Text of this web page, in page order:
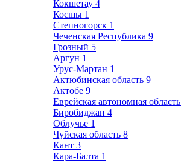
Кокшетау 4
Косшы 1
Степногорск 1
Чеченская Республика 9
Грозный 5
Аргун 1
Урус-Мартан 1
Актюбинская область 9
Актобе 9
Еврейская автономная область
Биробиджан 4
Облучье 1
Чуйская область 8
Кант 3
Кара-Балта 1